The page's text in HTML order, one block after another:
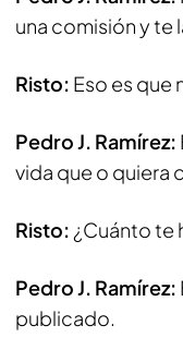
una comisión y te
Risto: Eso es que
Pedro J. Ramírez:
vida que o quiera
Risto: ¿Cuánto te
Pedro J. Ramírez:
publicado.